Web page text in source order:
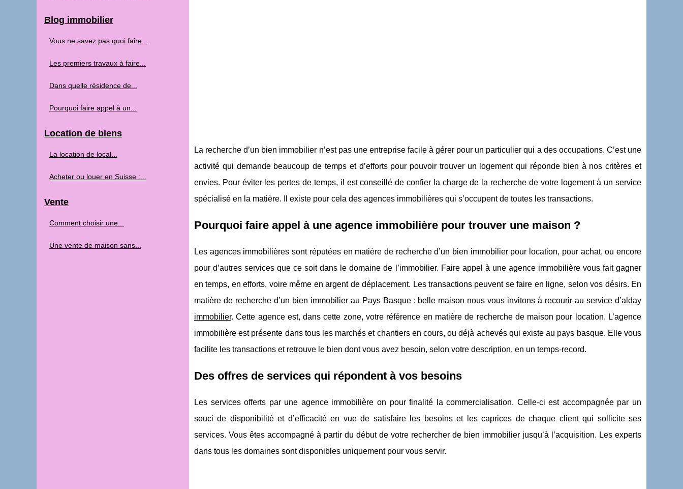
La recherche d’un bien immobilier n’est pas une entreprise facile à gérer pour un particulier qui a des occupations. C’est une
activité qui demande beaucoup de temps et d’efforts pour pouvoir trouver un logement qui réponde bien à nos critères et
envies. Pour éviter les pertes de temps, il est conseillé de confier la charge de la recherche de votre logement à un service
spécialisé en la matière. Il existe pour cela des agences immobilières qui s’occupent de toutes les transactions.
Pourquoi faire appel à une agence immobilière pour trouver une maison ?
Les agences immobilières sont réputées en matière de recherche d’un bien immobilier pour location, pour achat, ou encore
pour d’autres services que ce soit dans le domaine de l’immobilier. Faire appel à une agence immobilière vous fait gagner
en temps, en efforts, voire même en argent de déplacement. Les transactions peuvent se faire en ligne, selon vos désirs. En
matière de recherche d’un bien immobilier au Pays Basque : belle maison nous vous invitons à recourir au service d’alday
immobilier. Cette agence est, dans cette zone, votre référence en matière de recherche de maison pour location. L’agence
immobilière est présente dans tous les marchés et chantiers en cours, ou déjà achevés qui existe au pays basque. Elle vous
facilite les transactions et retrouve le bien dont vous avez besoin, selon votre description, en un temps-record.
Des offres de services qui répondent à vos besoins
Les services offerts par une agence immobilière on pour finalité la commercialisation. Celle-ci est accompagnée par un
souci de disponibilité et d’efficacité en vue de satisfaire les besoins et les caprices de chaque client qui sollicite ses
services. Vous êtes accompagné à partir du début de votre rechercher de bien immobilier jusqu’à l’acquisition. Les experts
dans tous les domaines sont disponibles uniquement pour vous servir.
Blog immobilier
Vous ne savez pas quoi faire...
Les premiers travaux à faire...
Dans quelle résidence de...
Pourquoi faire appel à un...
Location de biens
La location de local...
Acheter ou louer en Suisse :...
Vente
Comment choisir une...
Une vente de maison sans...